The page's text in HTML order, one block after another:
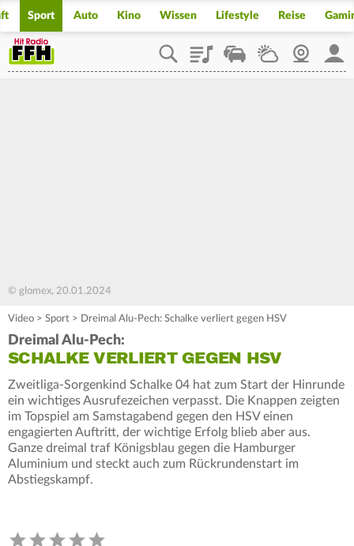
Sport Auto Kino Wissen Lifestyle Reise
PlaylistStaupilotWetterWebcam
© glomex, 20.01.2024
Video > Sport > Dreimal Alu-Pech: Schalke verliert gegen HSV
Dreimal Alu-Pech:
SCHALKE VERLIERT GEGEN HSV
Zweitliga-Sorgenkind Schalke 04 hat zum Start der Hinrunde
ein wichtiges Ausrufezeichen verpasst. Die Knappen zeigten
im Topspiel am Samstagabend gegen den HSV einen
engagierten Auftritt, der wichtige Erfolg blieb aber aus.
Ganze dreimal traf Königsblau gegen die Hamburger
Aluminium und steckt auch zum Rückrundenstart im
Abstiegskampf.